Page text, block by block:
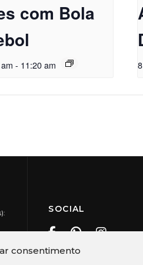
consentimento
com Bola
- 11:20 am
SOCIAL